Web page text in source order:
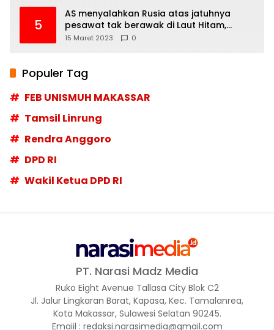
5
AS menyalahkan Rusia atas jatuhnya
pesawat tak berawak di Laut Hitam,
Moskow menyangkal
15 Maret 2023 0
Populer Tag
FEB UNISMUH MAKASSAR
Tamsil Linrung
Rendra Anggoro
DPD RI
Wakil Ketua DPD RI
PT. Narasi Madz Media
Ruko Eight Avenue Tallasa City Blok C2
Jl. Jalur Lingkaran Barat, Kapasa, Kec. Tamalanrea,
Kota Makassar, Sulawesi Selatan 90245.
Emaiil : redaksi.narasimedia@gmail.com